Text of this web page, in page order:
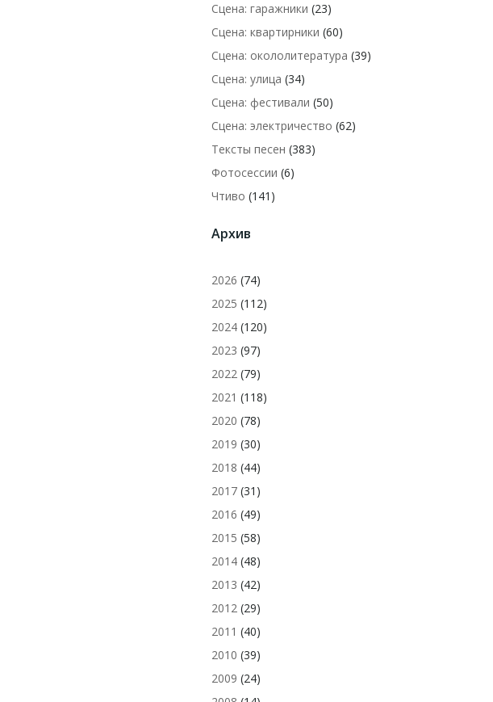
Сцена: гаражники (23)
Сцена: квартирники (60)
Сцена: окололитература (39)
Сцена: улица (34)
Сцена: фестивали (50)
Сцена: электричество (62)
Тексты песен (383)
Фотосессии (6)
Чтиво (141)
Архив
2026 (74)
2025 (112)
2024 (120)
2023 (97)
2022 (79)
2021 (118)
2020 (78)
2019 (30)
2018 (44)
2017 (31)
2016 (49)
2015 (58)
2014 (48)
2013 (42)
2012 (29)
2011 (40)
2010 (39)
2009 (24)